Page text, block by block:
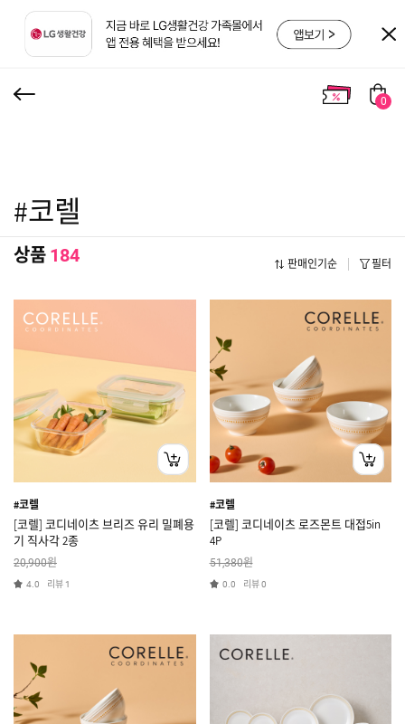
0
#코렐
상품 184 판매인기순 필터
#코렐
[코렐] 코디네이츠 브리즈 유리 밀폐용
기 직사각 2종
20,900원
4.0 리뷰 1
#코렐
[코렐] 코디네이츠 로즈몬트 대접5in
4P
51,380원
0.0 리뷰0